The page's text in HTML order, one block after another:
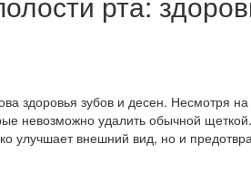
здоровья зубов и десен. Несмотря
невозможно удалить обычной
улучшает внешний вид, но и